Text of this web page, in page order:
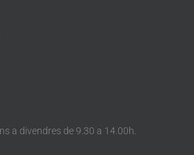
a divendres de 9.30 a 14.00h.